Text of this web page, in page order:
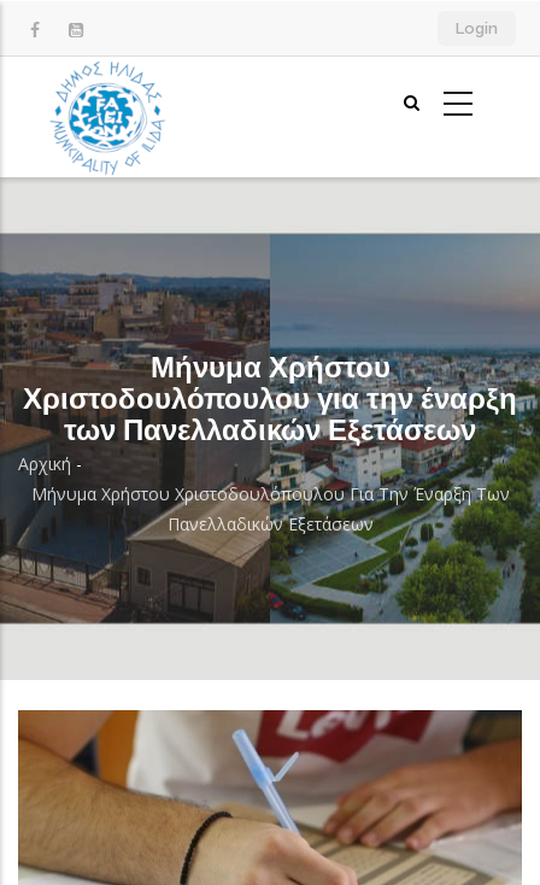
προς
περιεχόμενο
Login
Μήνυμα Χρήστου
Χριστοδουλόπουλου για την έναρξη
των Πανελλαδικών Εξετάσεων
Breadcrumb
Αρχική -
Μήνυμα Χρήστου Χριστοδουλόπουλου Για Την Έναρξη Των
Πανελλαδικών Εξετάσεων